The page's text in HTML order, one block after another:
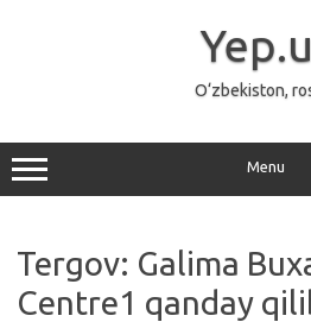
O‘zbekiston,
Menu
Tergov: Galima
Centre1 qanday